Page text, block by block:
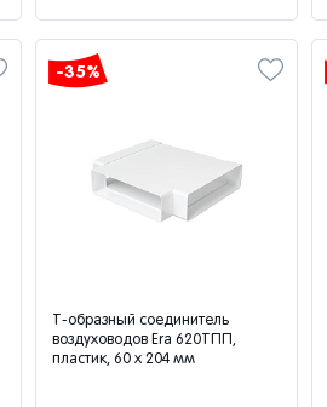
-35%
Т-образный соединитель
воздуховодов Era 620ТПП,
пластик, 60 x 204 мм